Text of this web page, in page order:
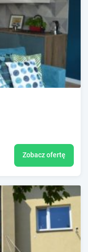
Zobacz ofertę